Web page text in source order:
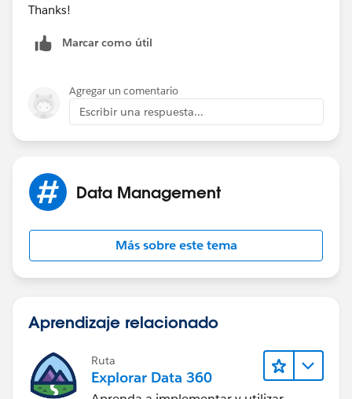
Thanks!
Marcar como útil
Agregar un comentario
Escribir una respuesta...
Data Management
Más sobre este tema
Aprendizaje relacionado
Ruta
Explorar Data 360